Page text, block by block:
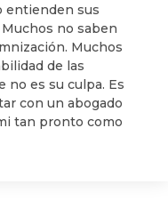
entienden sus
no saben
Muchos
de las
no es su culpa. Es
con un abogado
tan pronto como